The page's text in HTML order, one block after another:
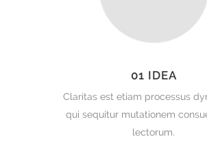
01 IDEA
Claritas est etiam processus
qui sequitur mutationem
lectorum.